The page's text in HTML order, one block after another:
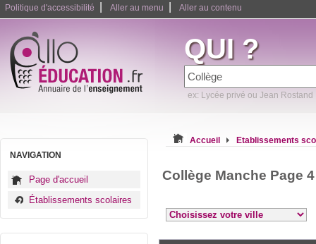
Politique d'accessibilité Aller au menu Aller au contenu
QUI ?
ex: Lycée privé ou Jean Rostand
NAVIGATION
Page d'accueil
Établissements scolaires
Accueil Etablissements
Collège Manche Page 4